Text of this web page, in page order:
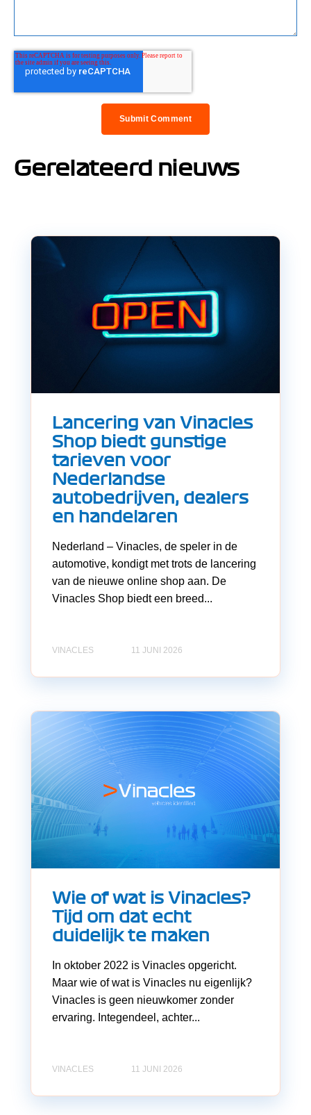
Gerelateerd nieuws
Lancering van Vinacles
Shop biedt gunstige
tarieven voor
Nederlandse
autobedrijven, dealers
en handelaren
Nederland – Vinacles, de speler in de
automotive, kondigt met trots de lancering
van de nieuwe online shop aan. De
Vinacles Shop biedt een breed...
VINACLES 11 JUNI 2026
Wie of wat is Vinacles?
Tijd om dat echt
duidelijk te maken
In oktober 2022 is Vinacles opgericht.
Maar wie of wat is Vinacles nu eigenlijk?
Vinacles is geen nieuwkomer zonder
ervaring. Integendeel, achter...
VINACLES 11 JUNI 2026